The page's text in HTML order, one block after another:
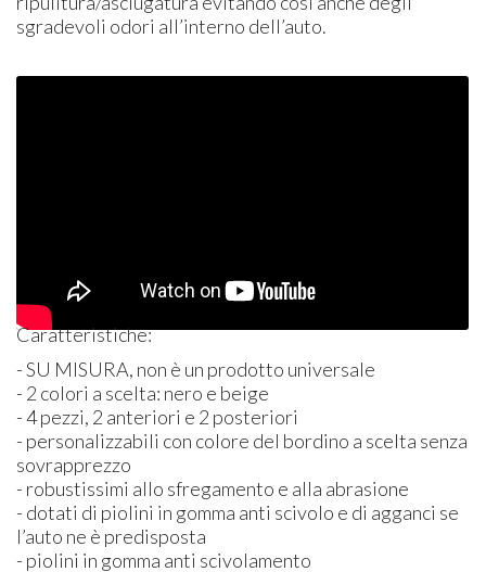
sgradevoli odori all’interno dell’auto.
Caratteristiche:
- SU MISURA, non è un prodotto universale
- 2 colori a scelta: nero e beige
- 4 pezzi, 2 anteriori e 2 posteriori
- personalizzabili con colore del bordino a scelta senza
sovrapprezzo
- robustissimi allo sfregamento e alla abrasione
- dotati di piolini in gomma anti scivolo e di agganci se
l’auto ne è predisposta
- piolini in gomma anti scivolamento